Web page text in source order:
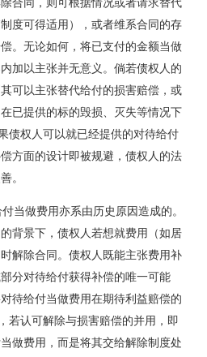
合同，则可根据情况或者请求替代
度可得适用），或者维系合同的存
。无论如何，将已支付的金额当做
加以主张并无意义。倘若债权人的
可以主张替代给付的损害赔偿，或
已提供的标的毁损、灭失等情况下
债权人可以就已经提供的对待给付
方面的设计即被规避，债权人的法
。
当做费用亦系由历史原因造成的。
背景下，债权人若想就费用（如居
解除合同。债权人既能主张费用补
分对待给付获得补偿的唯一可能
待给付当做费用在期待利益赔偿的
若认可解除与损害赔偿的并用，即
做费用，而是将其交给解除制度处